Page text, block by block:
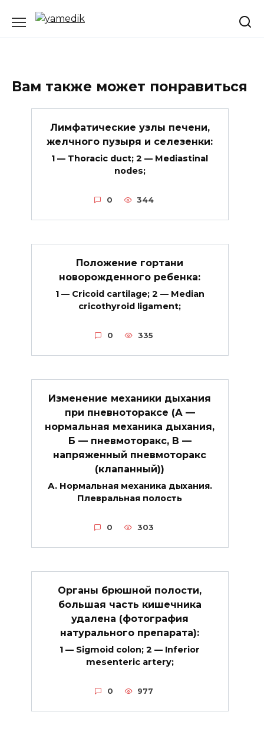
Вам также может понравиться
Лимфатические узлы печени,
желчного пузыря и селезенки:
1 — Thoracic duct; 2 — Mediastinal
nodes;
0 344
Положение гортани
новорожденного ребенка:
1 — Cricoid cartilage; 2 — Median
cricothyroid ligament;
0 335
Изменение механики дыхания
при пневнотораксе (А —
нормальная механика дыхания,
Б — пневмоторакс, В —
напряженный пневмоторакс
(клапанный))
А. Нормальная механика дыхания.
Плевральная полость
0 303
Органы брюшной полости,
большая часть кишечника
удалена (фотография
натурального препарата):
1 — Sigmoid colon; 2 — Inferior
mesenteric artery;
0 977